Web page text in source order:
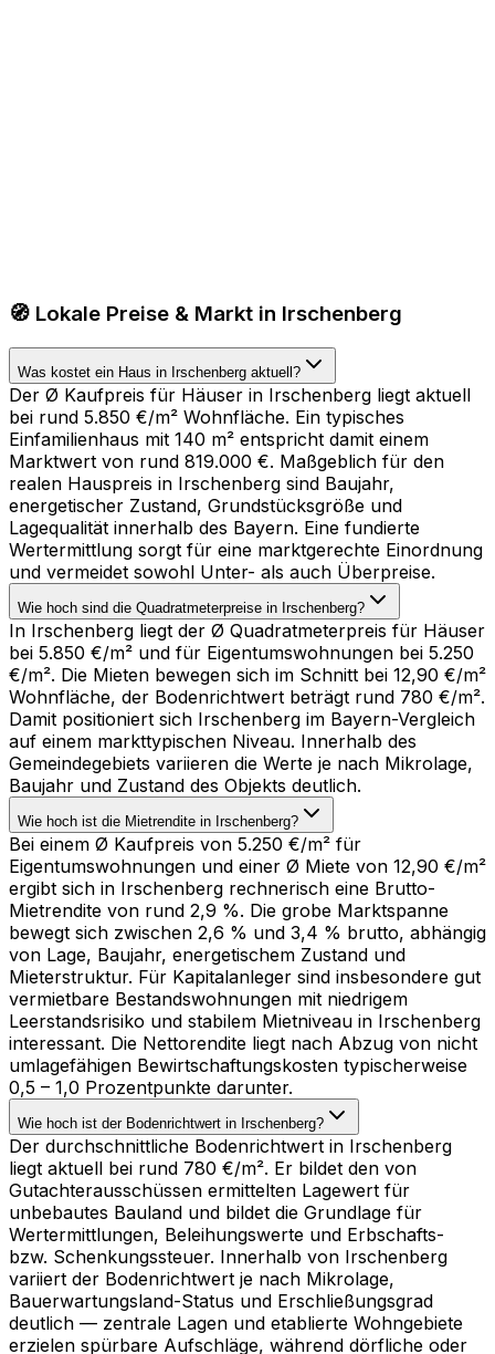
🧭 Lokale Preise & Markt in Irschenberg
Was kostet ein Haus in Irschenberg aktuell?
Der Ø Kaufpreis für Häuser in Irschenberg liegt aktuell
bei rund 5.850 €/m² Wohnfläche. Ein typisches
Einfamilienhaus mit 140 m² entspricht damit einem
Marktwert von rund 819.000 €. Maßgeblich für den
realen Hauspreis in Irschenberg sind Baujahr,
energetischer Zustand, Grundstücksgröße und
Lagequalität innerhalb des Bayern. Eine fundierte
Wertermittlung sorgt für eine marktgerechte Einordnung
und vermeidet sowohl Unter- als auch Überpreise.
Wie hoch sind die Quadratmeterpreise in Irschenberg?
In Irschenberg liegt der Ø Quadratmeterpreis für Häuser
bei 5.850 €/m² und für Eigentumswohnungen bei 5.250
€/m². Die Mieten bewegen sich im Schnitt bei 12,90 €/m²
Wohnfläche, der Bodenrichtwert beträgt rund 780 €/m².
Damit positioniert sich Irschenberg im Bayern-Vergleich
auf einem markttypischen Niveau. Innerhalb des
Gemeindegebiets variieren die Werte je nach Mikrolage,
Baujahr und Zustand des Objekts deutlich.
Wie hoch ist die Mietrendite in Irschenberg?
Bei einem Ø Kaufpreis von 5.250 €/m² für
Eigentumswohnungen und einer Ø Miete von 12,90 €/m²
ergibt sich in Irschenberg rechnerisch eine Brutto-
Mietrendite von rund 2,9 %. Die grobe Marktspanne
bewegt sich zwischen 2,6 % und 3,4 % brutto, abhängig
von Lage, Baujahr, energetischem Zustand und
Mieterstruktur. Für Kapitalanleger sind insbesondere gut
vermietbare Bestandswohnungen mit niedrigem
Leerstandsrisiko und stabilem Mietniveau in Irschenberg
interessant. Die Nettorendite liegt nach Abzug von nicht
umlagefähigen Bewirtschaftungskosten typischerweise
0,5 – 1,0 Prozentpunkte darunter.
Wie hoch ist der Bodenrichtwert in Irschenberg?
Der durchschnittliche Bodenrichtwert in Irschenberg
liegt aktuell bei rund 780 €/m². Er bildet den von
Gutachterausschüssen ermittelten Lagewert für
unbebautes Bauland und bildet die Grundlage für
Wertermittlungen, Beleihungswerte und Erbschafts-
bzw. Schenkungssteuer. Innerhalb von Irschenberg
variiert der Bodenrichtwert je nach Mikrolage,
Bauerwartungsland-Status und Erschließungsgrad
deutlich — zentrale Lagen und etablierte Wohngebiete
erzielen spürbare Aufschläge, während dörfliche oder